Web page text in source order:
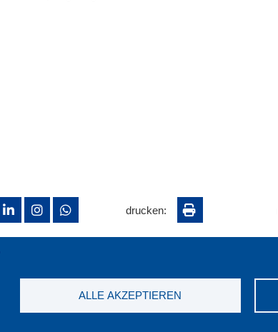
ALLE AKZEPTIEREN
drucken: